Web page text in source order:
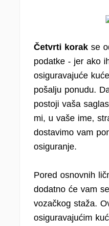
Četvrti korak se
podatke - jer ako
osiguravajuće
pošalju ponudu.
postoji vaša
mi, u vaše ime,
dostavimo vam
osiguranje.
Pored osnovnih
dodatno će vam
vozačkog staža.
osiguravajućim